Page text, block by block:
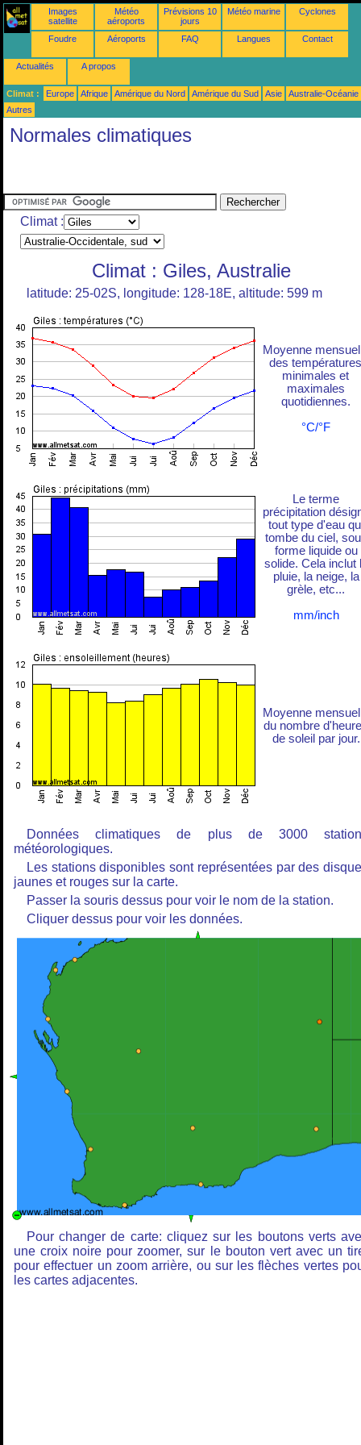
Images
satellite
Météo
aéroports
Prévisions 10
jours
Météo marine Cyclones
Foudre Aéroports FAQ Langues Contact
Actualités A propos
Climat : Europe Afrique Amérique du Nord Amérique du Sud Asie
Australie-Océanie
Autres
Normales climatiques
Climat :
Climat : Giles, Australie
latitude: 25-02S, longitude: 128-18E, altitude: 599 m
Moyenne
des températures
minimales et
maximales
quotidiennes.
°C/°F
Le terme
précipitation
tout type d'eau
tombe du ciel,
forme liquide ou
solide. Cela inclut
pluie, la neige, la
grèle, etc...
mm/inch
Moyenne
du nombre
de soleil par jour.
Données climatiques de plus de 3000
météorologiques.
Les stations disponibles sont représentées par des
jaunes et rouges sur la carte.
Passer la souris dessus pour voir le nom de la station.
Cliquer dessus pour voir les données.
Pour changer de carte: cliquez sur les boutons verts
une croix noire pour zoomer, sur le bouton vert avec un
pour effectuer un zoom arrière, ou sur les flèches vertes
les cartes adjacentes.